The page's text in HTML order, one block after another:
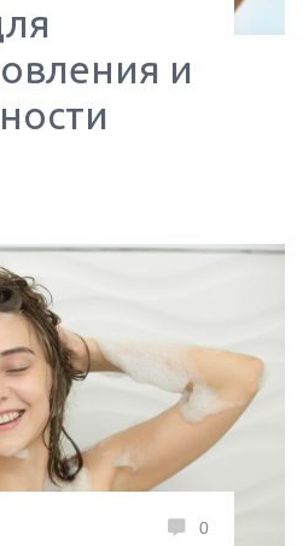
и
0